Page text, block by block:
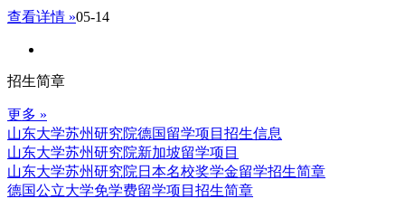
查看详情 »05-14
招生简章
更多 »
山东大学苏州研究院德国留学项目招生信息
山东大学苏州研究院新加坡留学项目
山东大学苏州研究院日本名校奖学金留学招生简章
德国公立大学免学费留学项目招生简章